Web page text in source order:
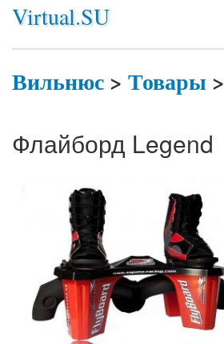
Virtual.SU
Вильнюс> Товары>
Флайборд Legend